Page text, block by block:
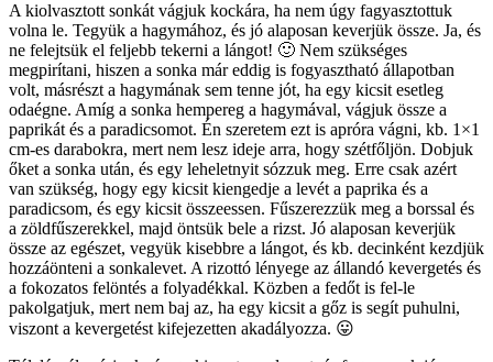
A kiolvasztott sonkát vágjuk kockára, ha nem úgy fagyasztottuk
volna le. Tegyük a hagymához, és jó alaposan keverjük össze. Ja, és
ne felejtsük el feljebb tekerni a lángot! 🙂 Nem szükséges
megpirítani, hiszen a sonka már eddig is fogyasztható állapotban
volt, másrészt a hagymának sem tenne jót, ha egy kicsit esetleg
odaégne. Amíg a sonka hempereg a hagymával, vágjuk össze a
paprikát és a paradicsomot. Én szeretem ezt is apróra vágni, kb. 1×1
cm-es darabokra, mert nem lesz ideje arra, hogy szétfőljön. Dobjuk
őket a sonka után, és egy leheletnyit sózzuk meg. Erre csak azért
van szükség, hogy egy kicsit kiengedje a levét a paprika és a
paradicsom, és egy kicsit összeessen. Fűszerezzük meg a borssal és
a zöldfűszerekkel, majd öntsük bele a rizst. Jó alaposan keverjük
össze az egészet, vegyük kisebbre a lángot, és kb. decinként kezdjük
hozzáönteni a sonkalevet. A rizottó lényege az állandó kevergetés és
a fokozatos felöntés a folyadékkal. Közben a fedőt is fel-le
pakolgatjuk, mert nem baj az, ha egy kicsit a gőz is segít puhulni,
viszont a kevergetést kifejezetten akadályozza. 😛